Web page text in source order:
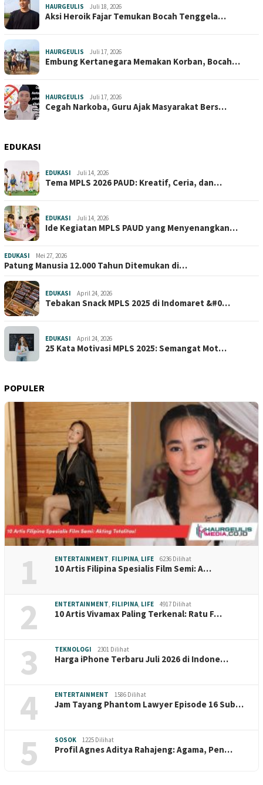
HAURGEULIS Juli 18, 2026
Aksi Heroik Fajar Temukan Bocah Tenggela…
HAURGEULIS Juli 17, 2026
Embung Kertanegara Memakan Korban, Bocah…
HAURGEULIS Juli 17, 2026
Cegah Narkoba, Guru Ajak Masyarakat Bers…
EDUKASI
EDUKASI Juli 14, 2026
Tema MPLS 2026 PAUD: Kreatif, Ceria, dan…
EDUKASI Juli 14, 2026
Ide Kegiatan MPLS PAUD yang Menyenangkan…
EDUKASI Mei 27, 2026
Patung Manusia 12.000 Tahun Ditemukan di…
EDUKASI April 24, 2026
Tebakan Snack MPLS 2025 di Indomaret &#0…
EDUKASI April 24, 2026
25 Kata Motivasi MPLS 2025: Semangat Mot…
POPULER
1 ENTERTAINMENT, FILIPINA, LIFE 6236 Dilihat
10 Artis Filipina Spesialis Film Semi: A…
2 ENTERTAINMENT, FILIPINA, LIFE 4917 Dilihat
10 Artis Vivamax Paling Terkenal: Ratu F…
3 TEKNOLOGI 2301 Dilihat
Harga iPhone Terbaru Juli 2026 di Indone…
4 ENTERTAINMENT 1586 Dilihat
Jam Tayang Phantom Lawyer Episode 16 Sub…
5 SOSOK 1225 Dilihat
Profil Agnes Aditya Rahajeng: Agama, Pen…